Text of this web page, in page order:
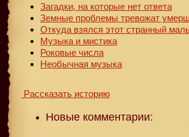
Загадки, на которые нет ответа
Земные проблемы тревожат
Откуда взялся этот странный
Музыка и мистика
Роковые числа
Необычная музыка
Рассказать историю
Новые комментарии: